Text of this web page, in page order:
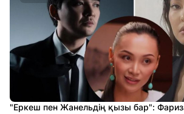
"Еркеш пен Жанельдің қызы бар":